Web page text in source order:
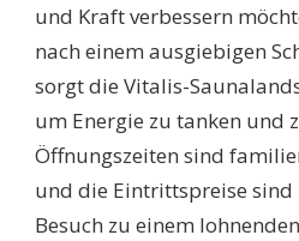
und Kraft verbessern
nach einem ausgiebigen
sorgt die Vitalis-
um Energie zu tanken und
Öffnungszeiten sind
und die Eintrittspreise sind
Besuch zu einem